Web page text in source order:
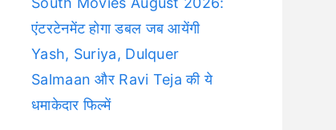
एंटरटेनमेंट होगा डबल जब आयेंगी
Yash, Suriya, Dulquer
Salmaan और Ravi Teja की ये
धमाकेदार फिल्में